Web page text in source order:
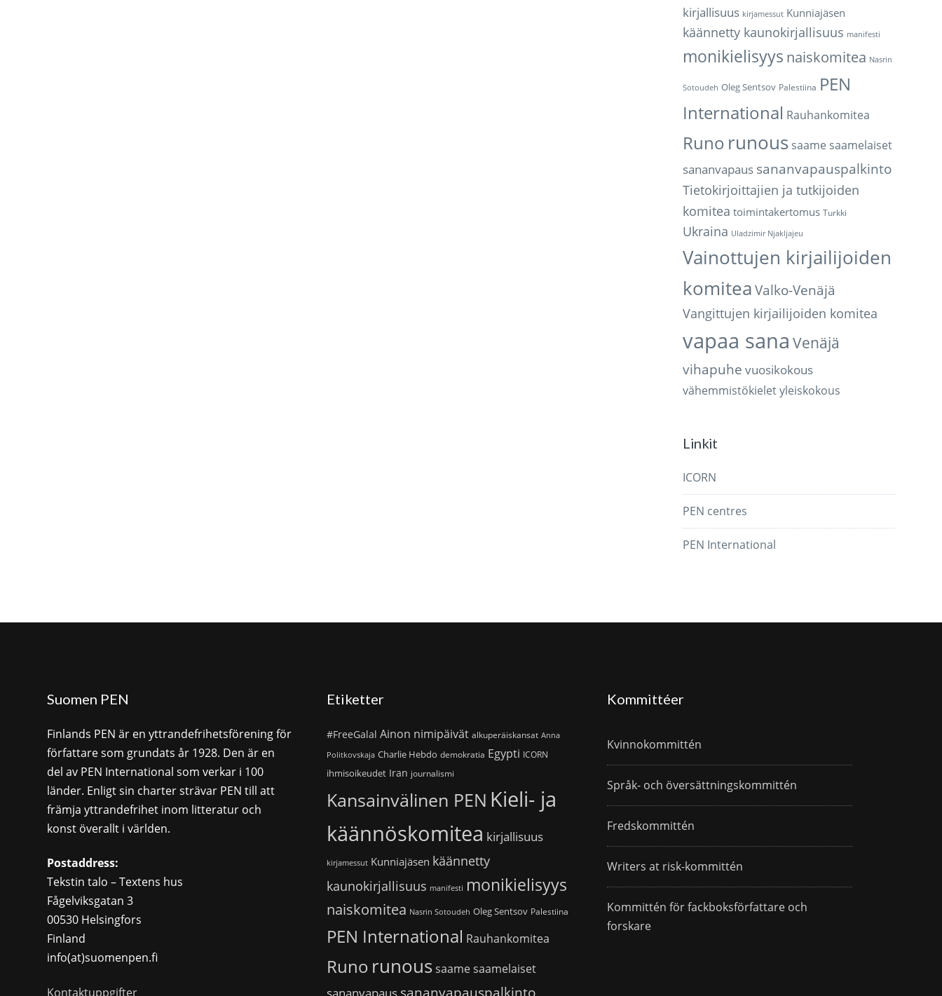
kirjallisuus kirjamessut Kunniajäsen
käännetty kaunokirjallisuus manifesti
monikielisyys naiskomitea Nasrin
Sotoudeh Oleg Sentsov Palestiina PEN
International Rauhankomitea
Runo runous saame saamelaiset
sananvapaus sananvapauspalkinto
Tietokirjoittajien ja tutkijoiden
komitea toimintakertomus Turkki
Ukraina Uladzimir Njakljajeu
Vainottujen kirjailijoiden
komitea Valko-Venäjä
Vangittujen kirjailijoiden komitea
vapaa sana Venäjä
vihapuhe vuosikokous
vähemmistökieletyleiskokous
Linkit
ICORN
PEN centres
PEN International
Suomen PEN
Finlands PEN är en yttrandefrihetsförening för
författare som grundats år 1928. Den är en
del av PEN International som verkar i 100
länder. Enligt sin charter strävar PEN till att
främja yttrandefrihet inom litteratur och
konst överallt i världen.
Postaddress:
Tekstin talo – Textens hus
Fågelviksgatan 3
00530 Helsingfors
Finland
info(at)suomenpen.fi
Kontaktuppgifter
Etiketter
#FreeGalal Ainon nimipäivät alkuperäiskansat Anna
Politkovskaja Charlie Hebdo demokratia Egypti ICORN
ihmisoikeudet Iran journalismi
Kansainvälinen PEN Kieli- ja
käännöskomitea kirjallisuus
kirjamessut Kunniajäsen käännetty
kaunokirjallisuus manifesti monikielisyys
naiskomitea Nasrin Sotoudeh Oleg Sentsov Palestiina
PEN International Rauhankomitea
Runo runoussaamesaamelaiset
sananvapaus sananvapauspalkinto
Kommittéer
Kvinnokommittén
Språk- och översättningskommittén
Fredskommittén
Writers at risk-kommittén
Kommittén för fackboksförfattare och
forskare